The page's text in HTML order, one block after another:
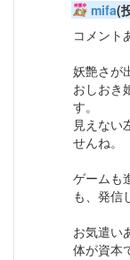
mifa(
コメント
妖艶さが
おしおき
す。
見えない
せんね。
ゲームも
も、発信
お気遣い
体が資本